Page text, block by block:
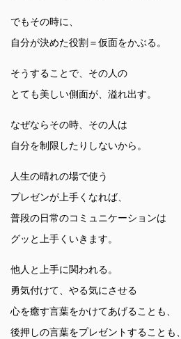
でもその時に、
自分が決めた役割＝仮面をかぶる。
そうすることで、その人の
とても美しい側面が、溢れ出す。
なぜならその時、その人は
自分を制限したりしないから。
人生の晴れの場で使う
プレゼンが上手くなれば、
普段の日常のコミュニケーションは
グッと上手くいきます。
他人と上手に関われる。
勇気付けて、やる気にさせる
心を癒す言葉をかけてあげることも、
後押しの言葉をプレゼントすることも、